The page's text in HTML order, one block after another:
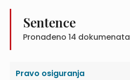
Sentence
Pronađeno 14 dokumenata
Pravo osiguranja